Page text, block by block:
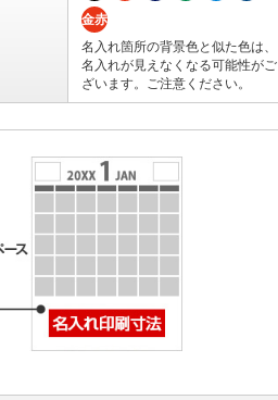
金赤
名入れ箇所の背景色と似た色は、
名入れが見えなくなる可能性がご
ざいます。ご注意ください。